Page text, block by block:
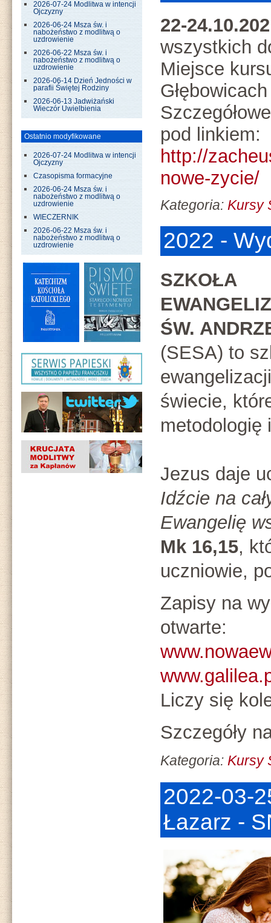
2026-07-24 Modlitwa w intencji
Ojczyzny
2026-06-24 Msza św. i
nabożeństwo z modlitwą o
uzdrowienie
2026-06-22 Msza św. i
nabożeństwo z modlitwą o
uzdrowienie
2026-06-14 Dzień Jedności w
parafii Świętej Rodziny
2026-06-13 Jadwiżański
Wieczór Uwielbienia
Ostatnio modyfikowane
2026-07-24 Modlitwa w intencji
Ojczyzny
Czasopisma formacyjne
2026-06-24 Msza św. i
nabożeństwo z modlitwą o
uzdrowienie
WIECZERNIK
2026-06-22 Msza św. i
nabożeństwo z modlitwą o
uzdrowienie
22-
wszystkich
Miejsce
Głębowicach
pod linkiem:
http://
nowe-zycie/
Kategoria: Kursy
2022 -
SZKOŁA
ŚW.
(SESA) to
świecie,
metodologię
Jezus daje
Idźcie na
Ewangelię
Mk 16,15,
uczniowie,
Zapisy na
otwarte:
Liczy się
Szczegóły
Kategoria: Kursy
2022-03-
Łazarz -